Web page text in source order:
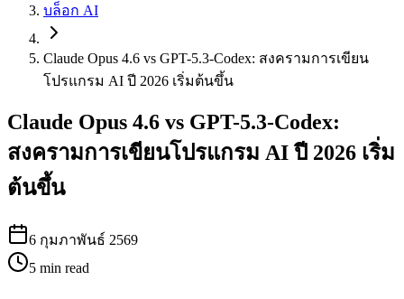
บล็อก AI
Claude Opus 4.6 vs GPT-5.3-Codex: สงครามการเขียน
โปรแกรม AI ปี 2026 เริ่มต้นขึ้น
Claude Opus 4.6 vs GPT-5.3-Codex:
สงครามการเขียนโปรแกรม AI ปี 2026 เริ่ม
ต้นขึ้น
6 กุมภาพันธ์ 2569
5 min read